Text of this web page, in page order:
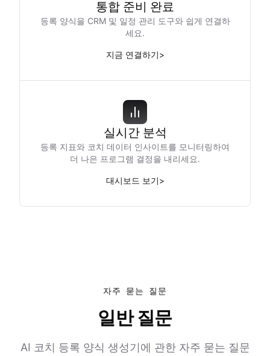
통합 준비 완료
등록 양식을 CRM 및 일정 관리 도구와 쉽게 연결하
세요.
지금 연결하기>
실시간 분석
등록 지표와 코치 데이터 인사이트를 모니터링하여
더 나은 프로그램 결정을 내리세요.
대시보드 보기>
자주 묻는 질문
일반 질문
AI 코치 등록 양식 생성기에 관한 자주 묻는 질문